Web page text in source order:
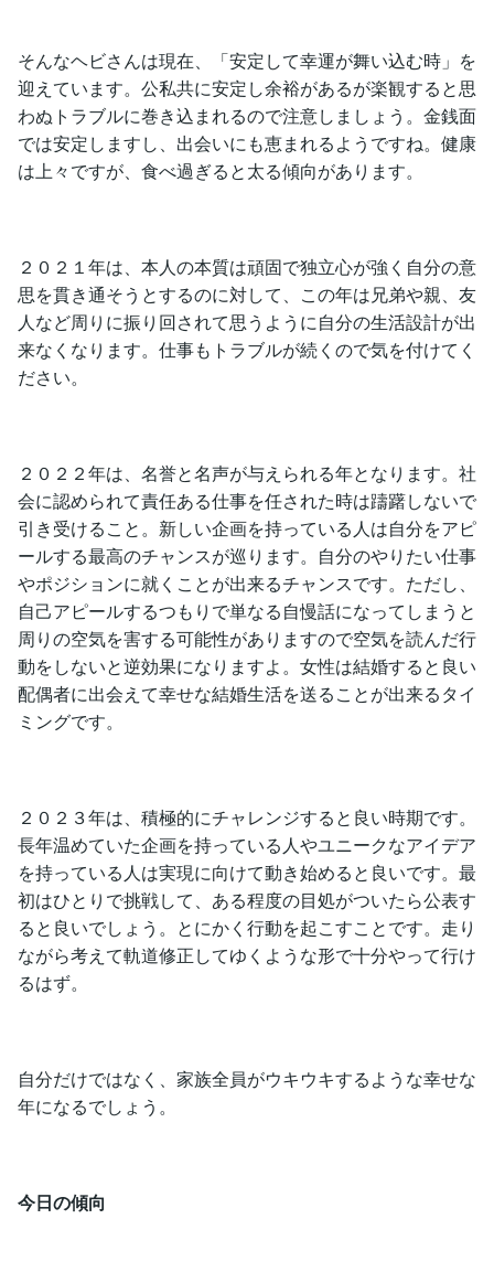
そんなヘビさんは現在、「安定して幸運が舞い込む時」を
迎えています。公私共に安定し余裕があるが楽観すると思
わぬトラブルに巻き込まれるので注意しましょう。金銭面
では安定しますし、出会いにも恵まれるようですね。健康
は上々ですが、食べ過ぎると太る傾向があります。
２０２１年は、本人の本質は頑固で独立心が強く自分の意
思を貫き通そうとするのに対して、この年は兄弟や親、友
人など周りに振り回されて思うように自分の生活設計が出
来なくなります。仕事もトラブルが続くので気を付けてく
ださい。
２０２２年は、名誉と名声が与えられる年となります。社
会に認められて責任ある仕事を任された時は躊躇しないで
引き受けること。新しい企画を持っている人は自分をアピ
ールする最高のチャンスが巡ります。自分のやりたい仕事
やポジションに就くことが出来るチャンスです。ただし、
自己アピールするつもりで単なる自慢話になってしまうと
周りの空気を害する可能性がありますので空気を読んだ行
動をしないと逆効果になりますよ。女性は結婚すると良い
配偶者に出会えて幸せな結婚生活を送ることが出来るタイ
ミングです。
２０２３年は、積極的にチャレンジすると良い時期です。
長年温めていた企画を持っている人やユニークなアイデア
を持っている人は実現に向けて動き始めると良いです。最
初はひとりで挑戦して、ある程度の目処がついたら公表す
ると良いでしょう。とにかく行動を起こすことです。走り
ながら考えて軌道修正してゆくような形で十分やって行け
るはず。
自分だけではなく、家族全員がウキウキするような幸せな
年になるでしょう。
今日の傾向